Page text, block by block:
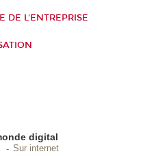
DE L'ENTREPRISE
digital
Sur internet